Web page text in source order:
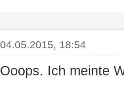
04.05.2015, 18:54
Ooops. Ich meinte